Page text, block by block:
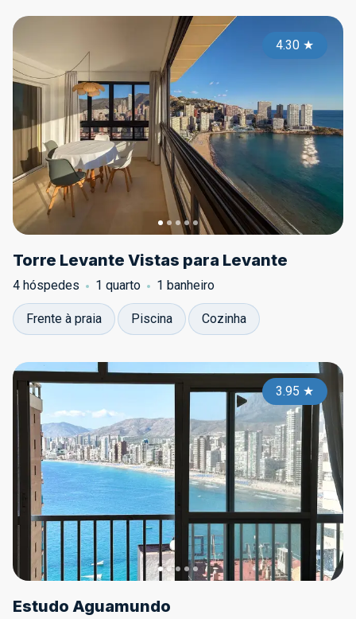
4.30★
Torre Levante Vistas para Levante
4 hóspedes 1 quarto 1 banheiro
Frente à praia Piscina Cozinha
3.95 ★
Estudo Aguamundo